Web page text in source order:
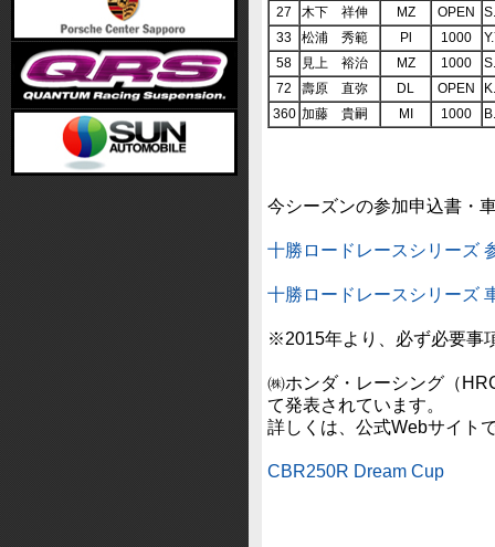
27
木下 祥伸 MZ OPEN
33
松浦 秀範 Pl 1000
58
見上 裕治 MZ 1000
72
壽原 直弥 DL OPEN
360 加藤 貴嗣 MI 1000
今シーズンの参加申込書・
十勝ロードレースシリーズ
十勝ロードレースシリーズ
※2015年より、必ず必要事
㈱ホンダ・レーシング（
て発表されています。
詳しくは、公式Webサイト
CBR250R Dream Cup